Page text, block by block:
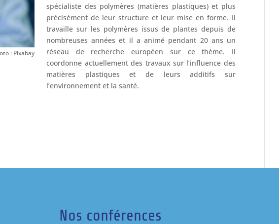
: Pixabay
spécialiste des polymères (matières plastiques) et plus
précisément de leur structure et leur mise en forme. Il
travaille sur les polymères issus de plantes depuis de
nombreuses années et il a animé pendant 20 ans un
réseau de recherche européen sur ce thème. Il
coordonne actuellement des travaux sur l’influence des
matières plastiques et de leurs additifs sur
l’environnement et la santé.
Nos conférences